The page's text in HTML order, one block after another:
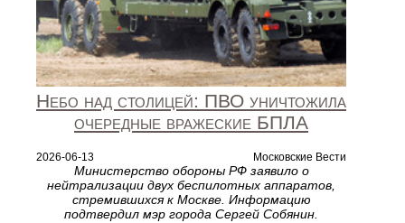
Небо над столицей: ПВО уничтожила
очередные вражеские БПЛА
2026-06-13 Московские Вести
Министерство обороны РФ заявило о
нейтрализации двух беспилотных аппаратов,
стремившихся к Москве. Информацию
подтвердил мэр города Сергей Собянин.